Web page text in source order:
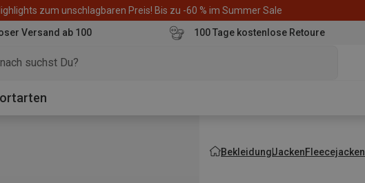
zum unschlagbaren Preis! Bis zu -60 % im Summer Sale
Versand ab 100
100 Tage kostenlose Retoure
BekleidungJackenFleecejacken